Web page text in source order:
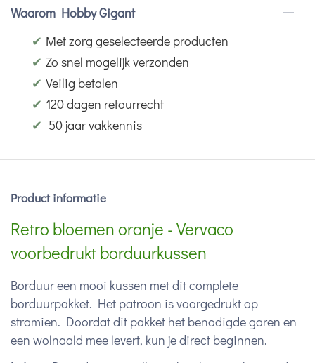
Waarom Hobby Gigant
✔ Met zorg geselecteerde producten
✔ Zo snel mogelijk verzonden
✔ Veilig betalen
✔ 120 dagen retourrecht
✔ 50 jaar vakkennis
Product informatie
Retro bloemen oranje - Vervaco
voorbedrukt borduurkussen
Borduur een mooi kussen met dit complete
borduurpakket. Het patroon is voorgedrukt op
stramien. Doordat dit pakket het benodigde garen en
een wolnaald mee levert, kun je direct beginnen.